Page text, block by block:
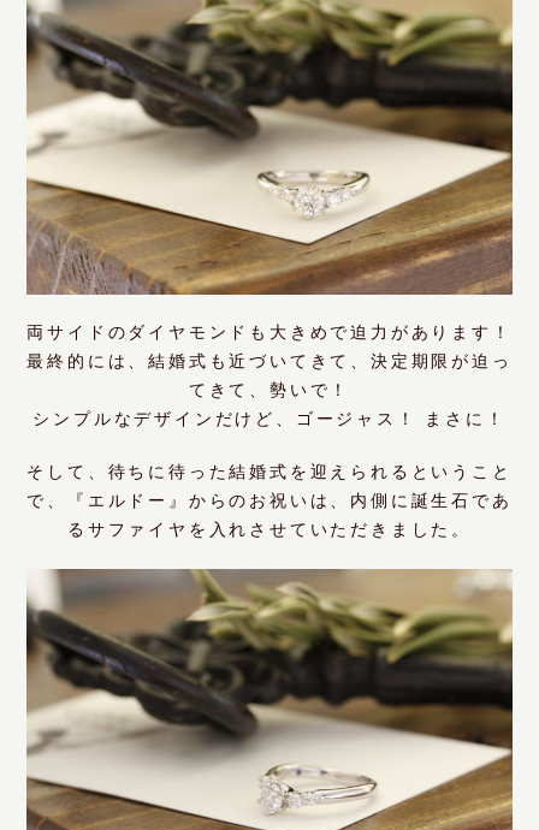
両サイドのダイヤモンドも大きめで迫力があります！
最終的には、結婚式も近づいてきて、決定期限が迫っ
てきて、勢いで！
シンプルなデザインだけど、ゴージャス！ まさに！
そして、待ちに待った結婚式を迎えられるということ
で、『エルドー』からのお祝いは、内側に誕生石であ
るサファイヤを入れさせていただきました。